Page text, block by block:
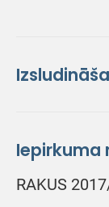
Iepirkuma
RAKUS